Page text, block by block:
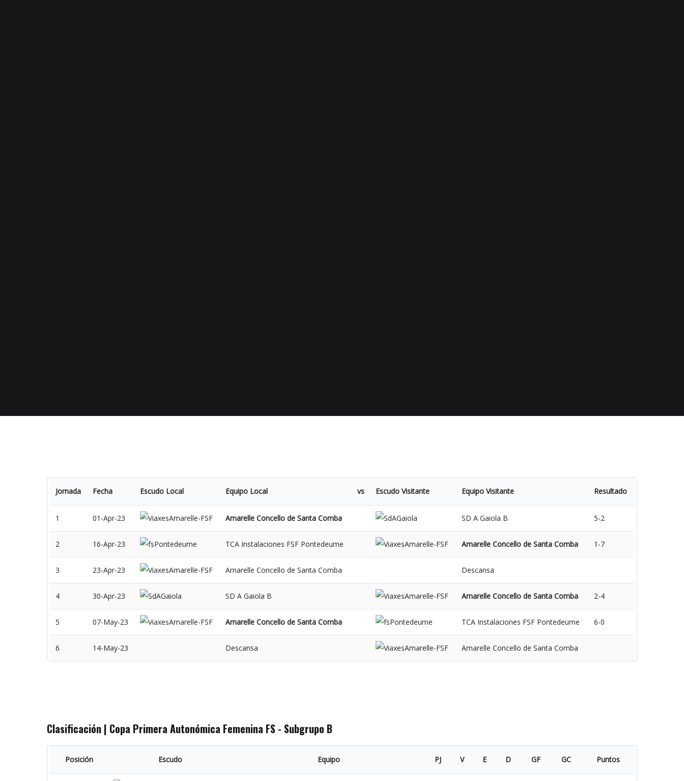
Jornada Fecha Escudo Local Equipo Local vs Escudo Visitante Equipo Visitante Resultado
1 01-Apr-23 Amarelle Concello de Santa Comba SD A Gaiola B 5-2
2 16-Apr-23 TCA Instalaciones FSF Pontedeume Amarelle Concello de Santa Comba 1-7
3 23-Apr-23 Amarelle Concello de Santa Comba Descansa
4 30-Apr-23 SD A Gaiola B Amarelle Concello de Santa Comba 2-4
5 07-May-23 Amarelle Concello de Santa Comba TCA Instalaciones FSF Pontedeume 6-0
6 14-May-23 Descansa Amarelle Concello de Santa Comba
Clasificación | Copa Primera Autonómica Femenina FS - Subgrupo B
Posición Escudo Equipo PJ V E D GF GC Puntos